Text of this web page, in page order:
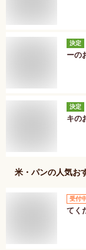
決定
ーの
決定
キの
米・パンの人気お
受付中
てく